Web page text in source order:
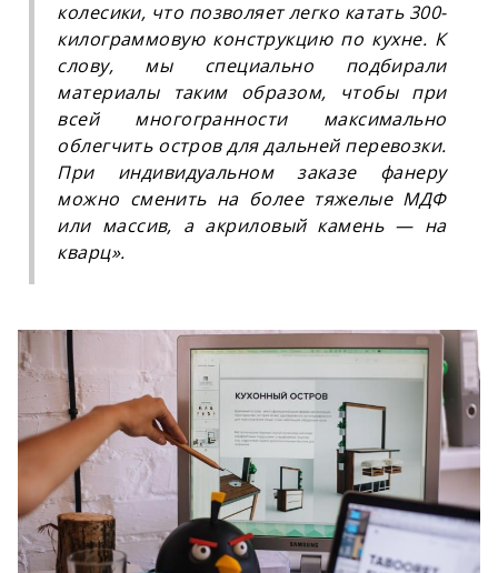
колесики, что позволяет легко катать 300-
килограммовую конструкцию по кухне. К
слову, мы специально подбирали
материалы таким образом, чтобы при
всей многогранности максимально
облегчить остров для дальней перевозки.
При индивидуальном заказе фанеру
можно сменить на более тяжелые МДФ
или массив, а акриловый камень — на
кварц».